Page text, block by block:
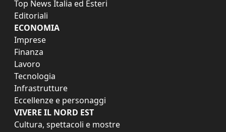
Top News Italia ed Esteri
Editoriali
ECONOMIA
Imprese
Finanza
Lavoro
Tecnologia
Infrastrutture
Eccellenze e personaggi
VIVERE IL NORD EST
Cultura, spettacoli e mostre